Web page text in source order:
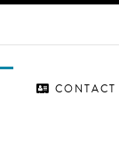
CONTACT